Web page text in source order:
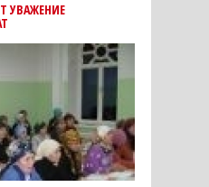
УВАЖЕНИЕ